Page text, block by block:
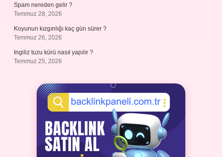
Spam nereden gelir ?
Temmuz 28, 2026
Koyunun kızgınlığı kaç gün sürer ?
Temmuz 26, 2026
Ingiliz tuzu kürü nasıl yapılır ?
Temmuz 25, 2026